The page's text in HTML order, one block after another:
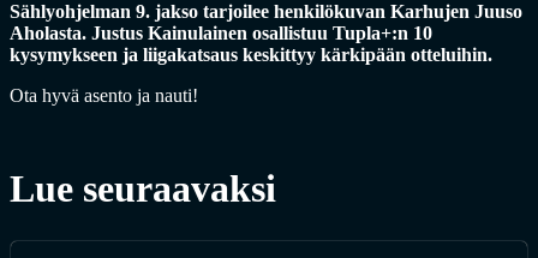
Sählyohjelman 9. jakso tarjoilee henkilökuvan Karhujen Juuso
Aholasta. Justus Kainulainen osallistuu Tupla+:n 10
kysymykseen ja liigakatsaus keskittyy kärkipään otteluihin.
Ota hyvä asento ja nauti!
Lue seuraavaksi